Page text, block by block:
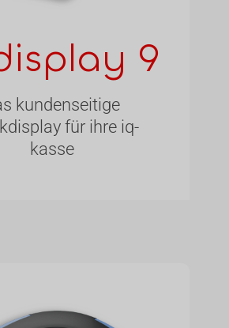
9
kundenseitige
für ihre iq-
kasse